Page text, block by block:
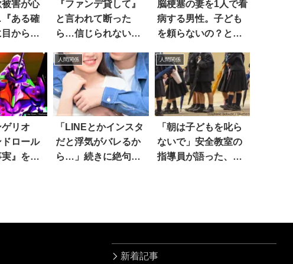
害が心
ある確
から
『ファンデ貸して』
と言われて断った
ら…信じられない結
脳梗塞の妻を1人で看
病する男性。子ども
を頼らないの？と聞
ゲリオ
ロール
』を知
人間関係
「LINEとかインスタ
だと浮気がバレるか
ら…」続きに絶句し
人間関係
「朝は子どもを叱ら
ないで」安全教室の
指導員が語った、そ
新着記事